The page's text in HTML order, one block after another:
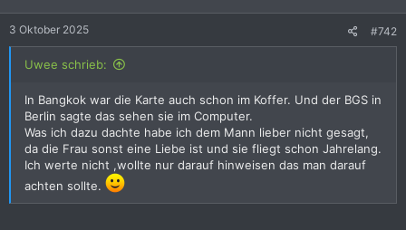
m
3 Oktober 2025 #742
Uwee schrieb:
In Bangkok war die Karte auch schon im Koffer. Und der BGS in
Berlin sagte das sehen sie im Computer.
Was ich dazu dachte habe ich dem Mann lieber nicht gesagt,
da die Frau sonst eine Liebe ist und sie fliegt schon Jahrelang.
Ich werte nicht ,wollte nur darauf hinweisen das man darauf
achten sollte.